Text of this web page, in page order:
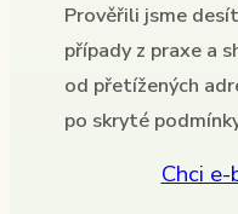
Prověřili jsme
případy z praxe a
od přetížených
po skryté
Chci